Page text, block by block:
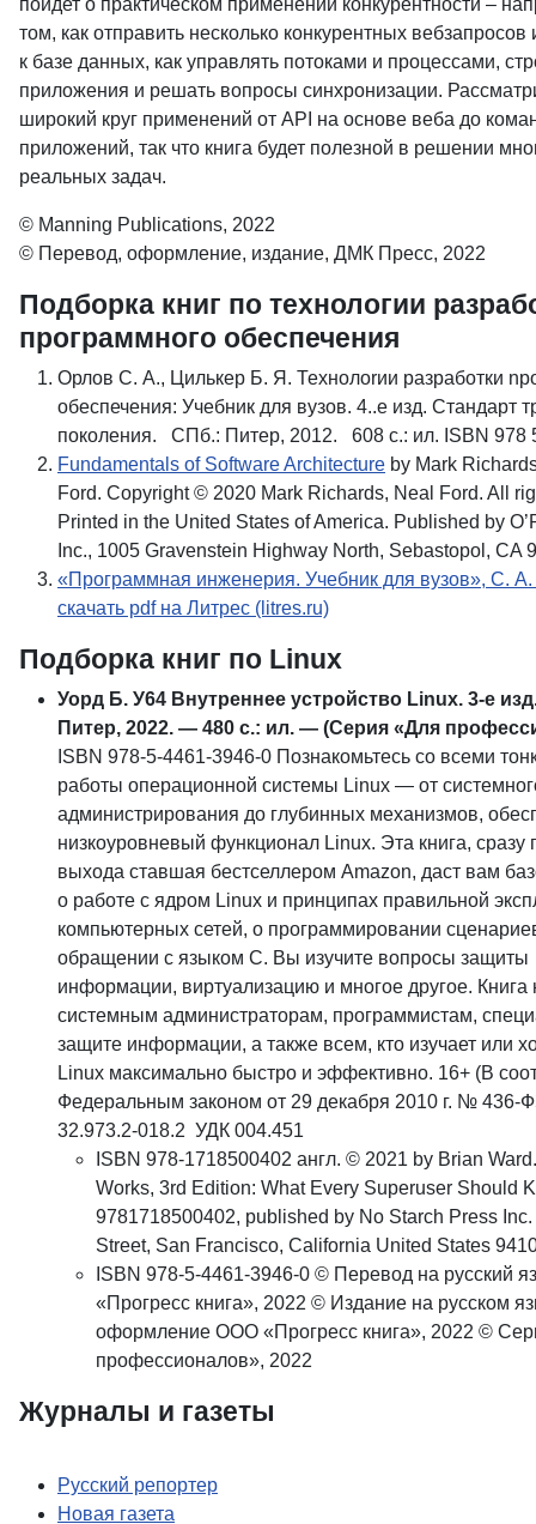
том, как отправить несколько конкурентных вебзапросов
к базе данных, как управлять потоками и процессами,
приложения и решать вопросы синхронизации.
широкий круг применений от API на основе веба до
приложений, так что книга будет полезной в решении
реальных задач.
© Manning Publications, 2022
© Перевод, оформление, издание, ДМК Пресс, 2022
Подборка книг по технологии
программного обеспечения
Орлов С. А., Цилькер Б. Я. Технолоrии разработки
обеспечения: Учебник для вузов. 4..е изд. Стандарт
поколения. СПб.: Питер, 2012. 608 с.: ил. ISBN 978
Fundamentals of Software Architecture by Mark
Ford. Copyright © 2020 Mark Richards, Neal Ford. All
Printed in the United States of America. Published by
Inc., 1005 Gravenstein Highway North, Sebastopol, CA
«Программная инженерия. Учебник для вузов», С.
скачать pdf на Литрес (litres.ru)
Подборка книг по Linux
Уорд Б. У64 Внутреннее устройство Linux. 3-е
Питер, 2022. — 480 с.: ил. — (Серия «Для
ISBN 978-5-4461-3946-0 Познакомьтесь со всеми
работы операционной системы Linux — от
администрирования до глубинных механизмов,
низкоуровневый функционал Linux. Эта книга, сразу
выхода ставшая бестселлером Amazon, даст вам
о работе с ядром Linux и принципах правильной
компьютерных сетей, о программировании
обращении с языком С. Вы изучите вопросы защиты
информации, виртуализацию и многое другое. Книга
системным администраторам, программистам,
защите информации, а также всем, кто изучает или
Linux максимально быстро и эффективно. 16+ (В
Федеральным законом от 29 декабря 2010 г. №
32.973.2-018.2 УДК 004.451
ISBN 978-1718500402 англ. © 2021 by Brian
Works, 3rd Edition: What Every Superuser Should
9781718500402, published by No Starch Press
Street, San Francisco, California United States
ISBN 978-5-4461-3946-0 © Перевод на русский
«Прогресс книга», 2022 © Издание на русском
оформление ООО «Прогресс книга», 2022 ©
профессионалов», 2022
Журналы и
Русский репортер
Новая газета